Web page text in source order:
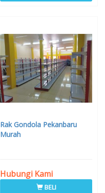
Rak Gondola Pekanbaru
Murah
Hubungi Kami
BELI